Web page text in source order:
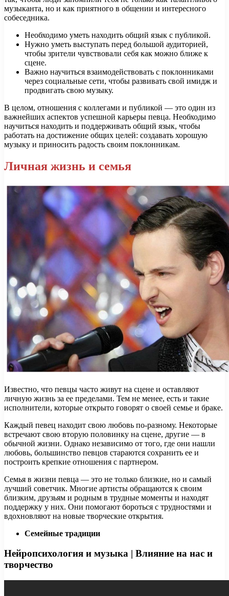
музыканта, но и как приятного в общении и интересного
собеседника.
Необходимо уметь находить общий язык с публикой.
Нужно уметь выступать перед большой аудиторией,
чтобы зрители чувствовали себя как можно ближе к
сцене.
Важно научиться взаимодействовать с поклонниками
через социальные сети, чтобы развивать свой имидж и
продвигать свою музыку.
В целом, отношения с коллегами и публикой — это один из
важнейших аспектов успешной карьеры певца. Необходимо
научиться находить и поддерживать общий язык, чтобы
работать на достижение общих целей: создавать хорошую
музыку и приносить радость своим поклонникам.
Личная жизнь и семья
Известно, что певцы часто живут на сцене и оставляют
личную жизнь за ее пределами. Тем не менее, есть и такие
исполнители, которые открыто говорят о своей семье и браке.
Каждый певец находит свою любовь по-разному. Некоторые
встречают свою вторую половинку на сцене, другие — в
обычной жизни. Однако независимо от того, где они нашли
любовь, большинство певцов стараются сохранить ее и
построить крепкие отношения с партнером.
Семья в жизни певца — это не только близкие, но и самый
лучший советчик. Многие артисты обращаются к своим
близким, друзьям и родным в трудные моменты и находят
поддержку у них. Они помогают бороться с трудностями и
вдохновляют на новые творческие открытия.
Семейные традиции
Нейропсихология и музыка | Влияние на нас и
творчество